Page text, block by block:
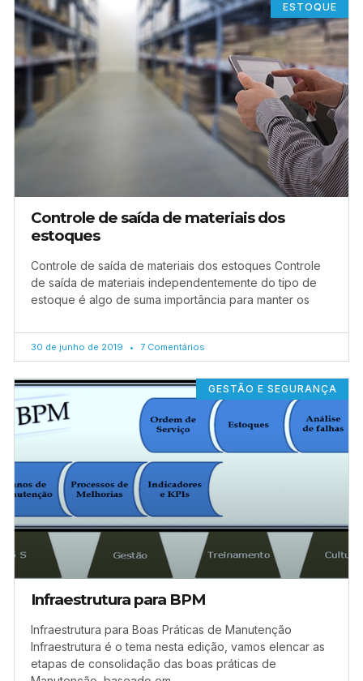
ESTOQUE
Controle de saída de materiais dos
estoques
Controle de saída de materiais dos estoques Controle
de saída de materiais independentemente do tipo de
estoque é algo de suma importância para manter os
30 de junho de 2019 7 Comentários
GESTÃO E SEGURANÇA
Infraestrutura para BPM
Infraestrutura para Boas Práticas de Manutenção
Infraestrutura é o tema nesta edição, vamos elencar as
etapas de consolidação das boas práticas de